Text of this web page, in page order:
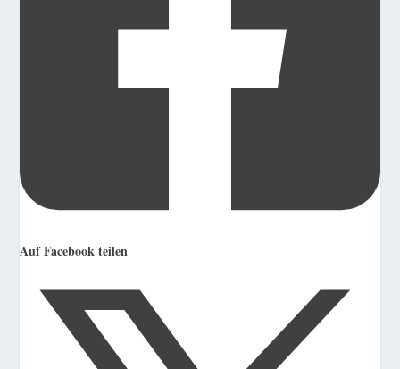
Auf Facebook teilen